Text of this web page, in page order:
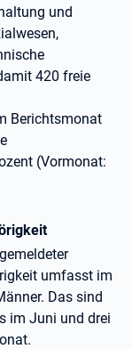
und
420 freie
Berichtsmonat
(Vormonat:
umfasst im
Das sind
im Juni und drei